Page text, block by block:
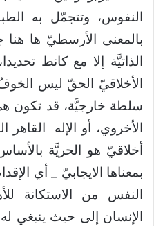
النفوس، وتتجمّل به
بالمعنى الأرسطيّ ها هنا
الذاتيَّة إلا مع كانط
الأخلاقيّ الحقّ ليس
سلطة خارجيَّة، قد تكون
الأخروي، أو الإله
أخلاقيّ هو الحريَّة
بمعناها الايجابيّ _ أي
النفس من الاستكانة
الإنسان إلى حيث ينبغي